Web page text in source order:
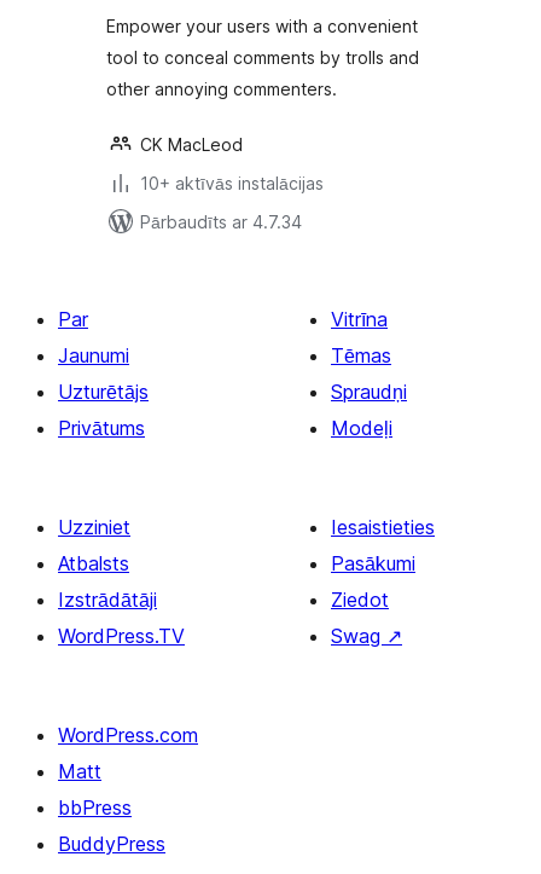
Empower your users with a convenient
tool to conceal comments by trolls and
other annoying commenters.
CK MacLeod
10+ aktīvās instalācijas
Pārbaudīts ar 4.7.34
Par
Jaunumi
Uzturētājs
Privātums
Vitrīna
Tēmas
Spraudņi
Modeļi
Uzziniet
Atbalsts
Izstrādātāji
WordPress.TV
Iesaistieties
Pasākumi
Ziedot
Swag ↗
WordPress.com
Matt
bbPress
BuddyPress